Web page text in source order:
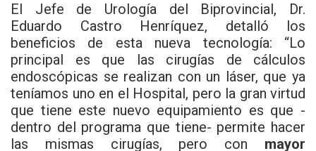
El Jefe de Urología del Biprovincial, Dr.
Eduardo Castro Henríquez, detalló los
beneficios de esta nueva tecnología: “Lo
principal es que las cirugías de cálculos
endoscópicas se realizan con un láser, que ya
teníamos uno en el Hospital, pero la gran virtud
que tiene este nuevo equipamiento es que -
dentro del programa que tiene- permite hacer
las mismas cirugías, pero con mayor